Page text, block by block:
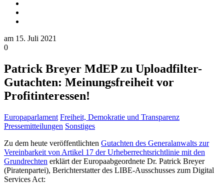
am 15. Juli 2021
0
Patrick Breyer MdEP zu Uploadfilter-
Gutachten: Meinungsfreiheit vor
Profitinteressen!
Europaparlament Freiheit, Demokratie und Transparenz
Pressemitteilungen Sonstiges
Zu dem heute veröffentlichten Gutachten des Generalanwalts zur
Vereinbarkeit von Artikel 17 der Urheberrechtsrichtlinie mit den
Grundrechten erklärt der Europaabgeordnete Dr. Patrick Breyer
(Piratenpartei), Berichterstatter des LIBE-Ausschusses zum Digital
Services Act: